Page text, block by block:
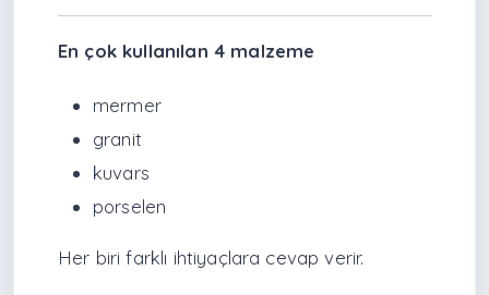
En çok kullanılan 4 malzeme
mermer
granit
kuvars
porselen
Her biri farklı ihtiyaçlara cevap verir.